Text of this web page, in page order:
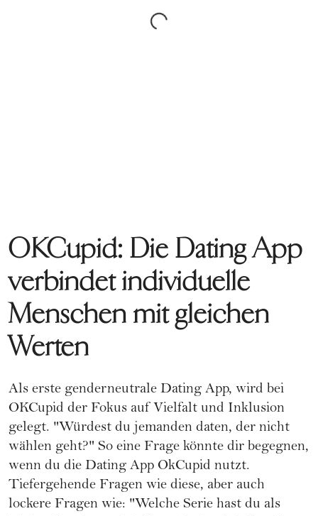
OKCupid: Die Dating App
verbindet individuelle
Menschen mit gleichen
Werten
Als erste genderneutrale Dating App, wird bei
OKCupid der Fokus auf Vielfalt und Inklusion
gelegt. "Würdest du jemanden daten, der nicht
wählen geht?" So eine Frage könnte dir begegnen,
wenn du die Dating App OkCupid nutzt.
Tiefergehende Fragen wie diese, aber auch
lockere Fragen wie: "Welche Serie hast du als